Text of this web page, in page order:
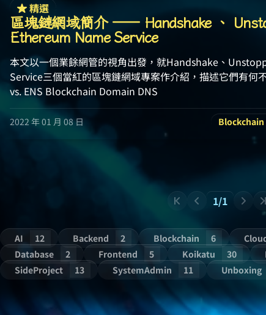
精選
區塊鏈網域簡介 —— Handshake 、
Ethereum Name Service
本文以一個業餘網管的視角出發，就Handshake、
Service三個當紅的區塊鏈網域專案作介紹，描述它們有何
vs. ENS Blockchain Domain DNS
2022 年 01 月 08 日
1/1
AI 12 Backend 2 Blockchain 6
Database
2 Frontend 5 Koikatu 30
SideProject
13 SystemAdmin 11 Unboxing